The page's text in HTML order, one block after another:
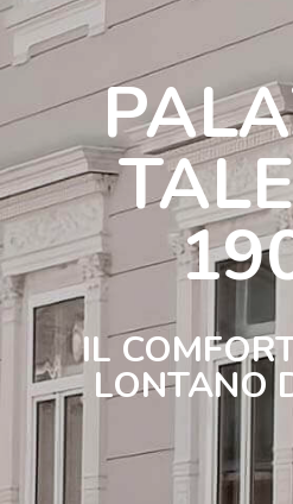
IL
LONTANO